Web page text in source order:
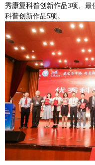
秀康复科普创新作品3项、最
科普创新作品5项。